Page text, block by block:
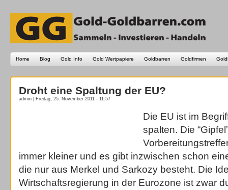
Home Blog Gold Info Gold Wertpapiere Goldbarren Goldfirmen
Droht eine Spaltung der EU?
admin | Freitag, 25. November 2011 - 11:57
Die EU ist im
spalten. Die
immer kleiner und es gibt inzwischen schon
die nur aus Merkel und Sarkozy besteht. Die
Wirtschaftsregierung in der Eurozone ist zwar